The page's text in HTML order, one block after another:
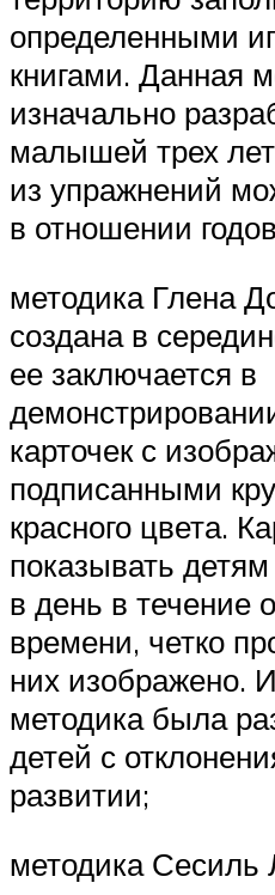
определенными
книгами. Данная
изначально
малышей трех
из упражнений
в отношении
методика Глена
создана в
ее заключается в
карточек с
подписанными
красного цвета.
показывать
в день в течение
времени, четко
них изображено.
методика была
детей с
развитии;
методика Сесиль